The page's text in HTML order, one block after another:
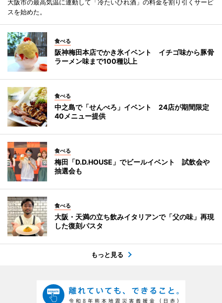
大阪市の最高気温に連動して「冷たいひれ酒」の料金を割り引くサービ
スを始めた。
食べる
阪神梅田本店でかき氷イベント イチゴ味から豚骨
ラーメン味まで100種以上
食べる
中之島で「せんべろ」イベント 24店が期間限定
40メニュー提供
食べる
梅田「D.D.HOUSE」でビールイベント 試飲会や
抽選会も
食べる
大阪・天満の立ち飲みイタリアンで「父の味」再現
した復刻パスタ
もっと見る